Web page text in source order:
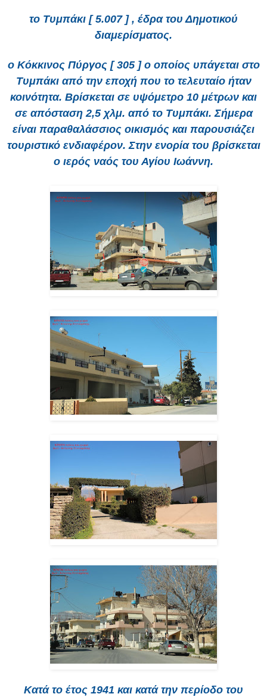
το Τυμπάκι [ 5.007 ] , έδρα του Δημοτικού
διαμερίσματος.
ο Κόκκινος Πύργος [ 305 ] ο οποίος υπάγεται στο
Τυμπάκι από την εποχή που το τελευταίο ήταν
κοινότητα. Βρίσκεται σε υψόμετρο 10 μέτρων και
σε απόσταση 2,5 χλμ. από το Τυμπάκι. Σήμερα
είναι παραθαλάσσιος οικισμός και παρουσιάζει
τουριστικό ενδιαφέρον. Στην ενορία του βρίσκεται
ο ιερός ναός του Αγίου Ιωάννη.
Κατά το έτος 1941 και κατά την περίοδο του